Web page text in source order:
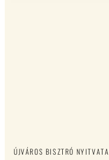
ÚJVÁROS BISZTRÓ